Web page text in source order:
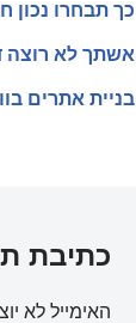
כך תבחרו נכון
אשתך לא רוצה
בניית אתרים
כתיבת
האימייל לא